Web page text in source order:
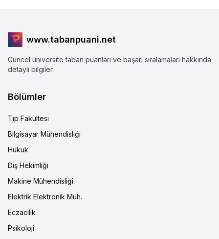
www.tabanpuani.net
Güncel üniversite taban puanları ve başarı sıralamaları hakkında
detaylı bilgiler.
Bölümler
Tıp Fakültesi
Bilgisayar Mühendisliği
Hukuk
Diş Hekimliği
Makine Mühendisliği
Elektrik Elektronik Müh.
Eczacılık
Psikoloji